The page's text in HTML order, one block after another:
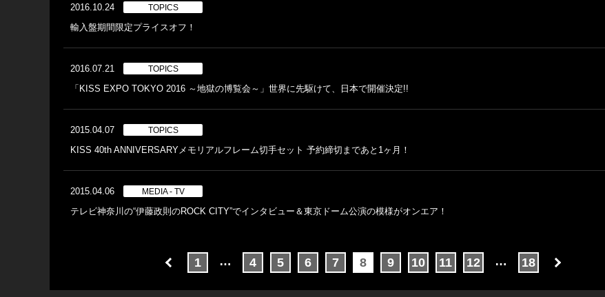
2016.10.24 TOPICS
輸入盤期間限定プライスオフ！
2016.07.21 TOPICS
「KISS EXPO TOKYO 2016 ～地獄の博覧会～」世界に先駆けて、日本で開催決定!!
2015.04.07 TOPICS
KISS 40th ANNIVERSARYメモリアルフレーム切手セット 予約締切まであと1ヶ月！
2015.04.06 MEDIA - TV
テレビ神奈川の“伊藤政則のROCK CITY”でインタビュー＆東京ドーム公演の模様がオンエア！
1 … 4 5 6 7 8 9 10 11 12 … 18